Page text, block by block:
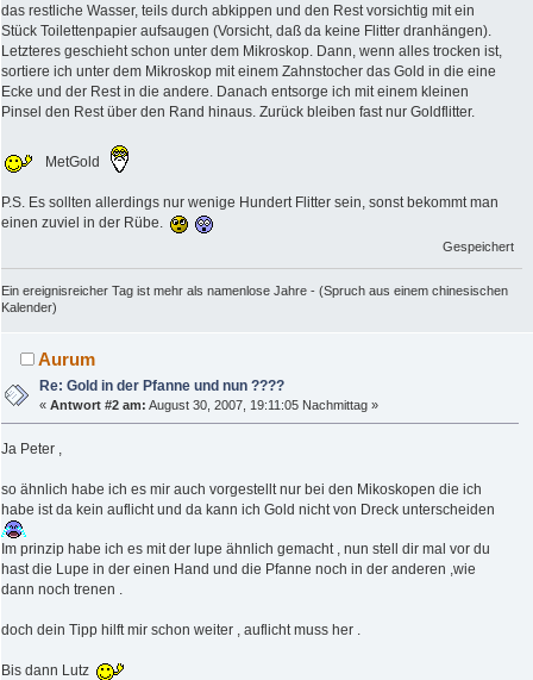
das restliche Wasser, teils durch abkippen und den Rest vorsichtig mit ein
Stück Toilettenpapier aufsaugen (Vorsicht, daß da keine Flitter dranhängen).
Letzteres geschieht schon unter dem Mikroskop. Dann, wenn alles trocken ist,
sortiere ich unter dem Mikroskop mit einem Zahnstocher das Gold in die eine
Ecke und der Rest in die andere. Danach entsorge ich mit einem kleinen
Pinsel den Rest über den Rand hinaus. Zurück bleiben fast nur Goldflitter.
MetGold
P.S. Es sollten allerdings nur wenige Hundert Flitter sein, sonst bekommt man
einen zuviel in der Rübe.
Gespeichert
Ein ereignisreicher Tag ist mehr als namenlose Jahre - (Spruch aus einem chinesischen
Kalender)
Aurum
Re: Gold in der Pfanne und nun ????
«Antwort #2 am: August 30, 2007, 19:11:05 Nachmittag »
Ja Peter ,
so ähnlich habe ich es mir auch vorgestellt nur bei den Mikoskopen die ich
habe ist da kein auflicht und da kann ich Gold nicht von Dreck unterscheiden
Im prinzip habe ich es mit der lupe ähnlich gemacht , nun stell dir mal vor du
hast die Lupe in der einen Hand und die Pfanne noch in der anderen ,wie
dann noch trenen .
doch dein Tipp hilft mir schon weiter , auflicht muss her .
Bis dann Lutz